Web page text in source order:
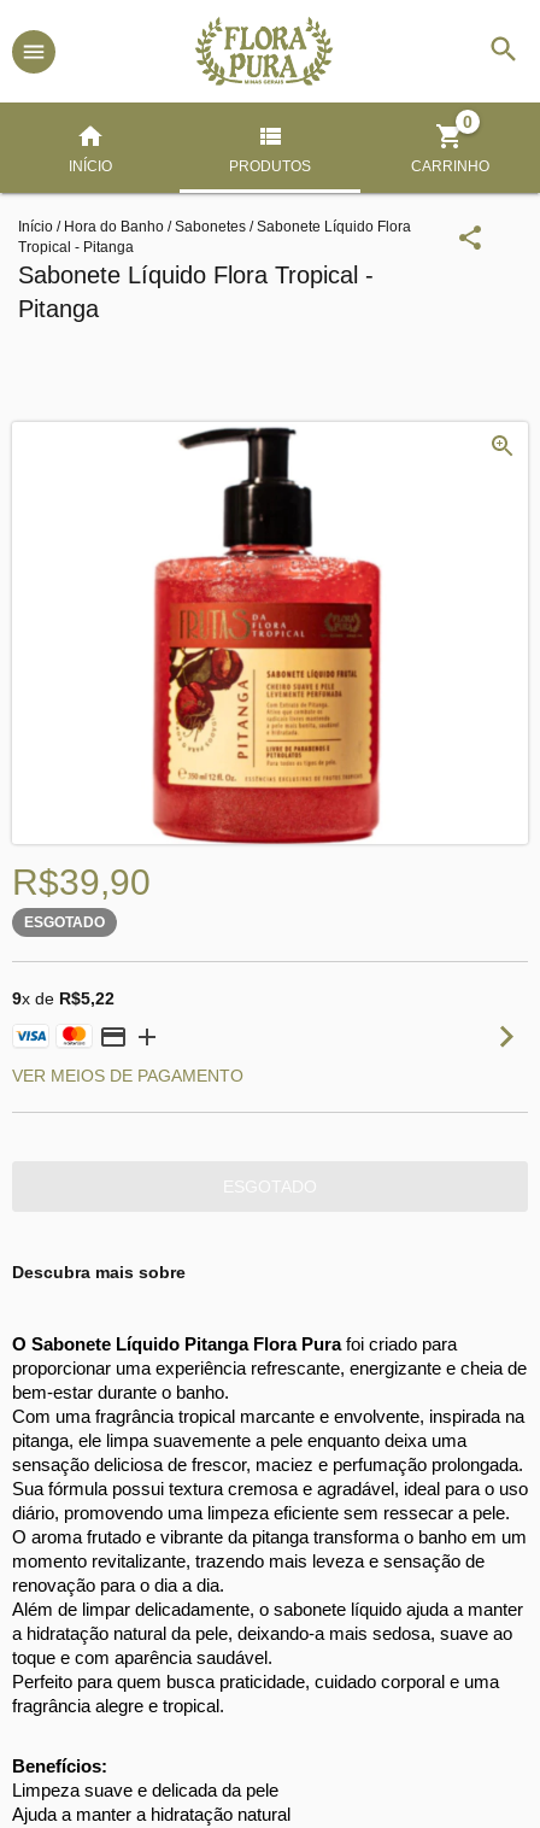
INÍCIO PRODUTOS CARRINHO
0
Início / Hora do Banho / Sabonetes / Sabonete Líquido Flora
Tropical - Pitanga
Sabonete Líquido Flora Tropical -
Pitanga
R$39,90
ESGOTADO
9x de R$5,22
VER MEIOS DE PAGAMENTO
Descubra mais sobre
O Sabonete Líquido Pitanga Flora Pura foi criado para
proporcionar uma experiência refrescante, energizante e cheia de
bem-estar durante o banho.
Com uma fragrância tropical marcante e envolvente, inspirada na
pitanga, ele limpa suavemente a pele enquanto deixa uma
sensação deliciosa de frescor, maciez e perfumação prolongada.
Sua fórmula possui textura cremosa e agradável, ideal para o uso
diário, promovendo uma limpeza eficiente sem ressecar a pele.
O aroma frutado e vibrante da pitanga transforma o banho em um
momento revitalizante, trazendo mais leveza e sensação de
renovação para o dia a dia.
Além de limpar delicadamente, o sabonete líquido ajuda a manter
a hidratação natural da pele, deixando-a mais sedosa, suave ao
toque e com aparência saudável.
Perfeito para quem busca praticidade, cuidado corporal e uma
fragrância alegre e tropical.
Benefícios:
Limpeza suave e delicada da pele
Ajuda a manter a hidratação natural